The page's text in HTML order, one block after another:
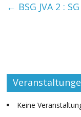
o A
← BSG JVA 2 :
Keine